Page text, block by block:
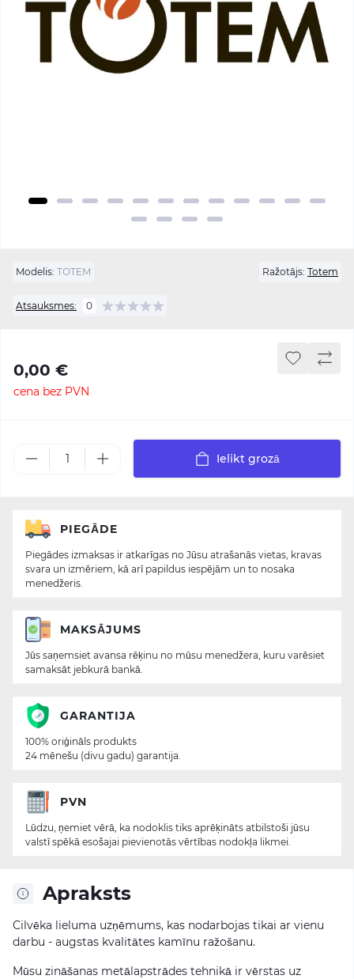
Modelis: TOTEM Ražotājs: Totem
Atsauksmes: 0
0,00 €
cena bez PVN
Ielikt grozā
Apraksts
Cilvēka lieluma uzņēmums, kas nodarbojas tikai ar vienu
darbu - augstas kvalitātes kamīnu ražošanu.
Mūsu zināšanas metālapstrādes tehnikā ir vērstas uz
PIEGĀDE
Piegādes izmaksas ir atkarīgas no Jūsu atrašanās vietas, kravas
svara un izmēriem, kā arī papildus iespējām un to nosaka
menedžeris.
MAKSĀJUMS
Jūs saņemsiet avansa rēķinu no mūsu menedžera, kuru varēsiet
samaksāt jebkurā bankā.
GARANTIJA
100% oriģināls produkts
24 mēnešu (divu gadu) garantija.
PVN
Lūdzu, ņemiet vērā, ka nodoklis tiks aprēķināts atbilstoši jūsu
valstī spēkā esošajai pievienotās vērtības nodokļa likmei.